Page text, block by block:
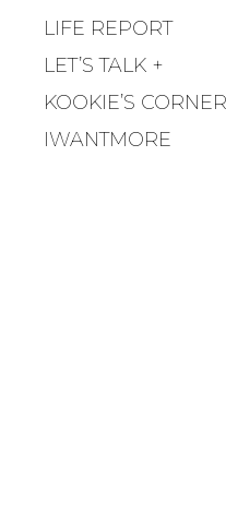
LIFE REPORT
LET’S TALK
KOOKIE’S CORNER
IWANTMORE